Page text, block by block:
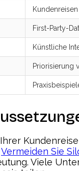
First-Party-
Künstliche
Priorisierung
Vermeiden Sie
Viele